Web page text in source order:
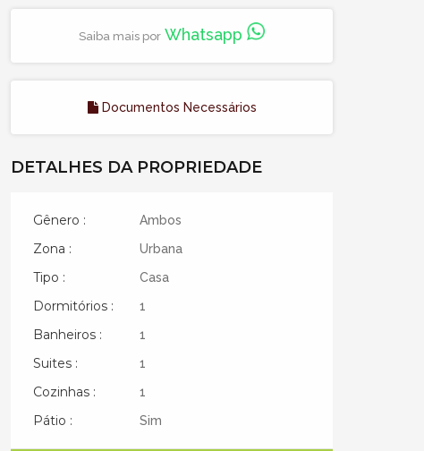
Saiba mais por Whatsapp
Documentos Necessários
DETALHES DA PROPRIEDADE
Gênero : Ambos
Zona : Urbana
Tipo : Casa
Dormitórios : 1
Banheiros : 1
Suites : 1
Cozinhas : 1
Pátio : Sim